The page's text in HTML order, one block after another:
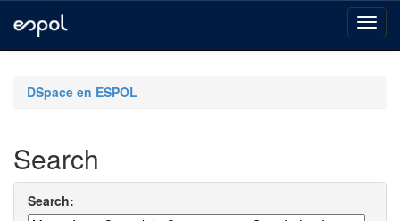
navigationDSpace en ESPOL
Search
Search: